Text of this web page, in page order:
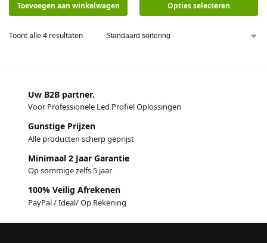
Toevoegen aan winkelwagen Opties selecteren
Toont alle 4 resultaten
Uw B2B partner.
Voor Professionele Led Profiel Oplossingen
Gunstige Prijzen
Alle producten scherp geprijst
Minimaal 2 Jaar Garantie
Op sommige zelfs 5 jaar
100% Veilig Afrekenen
PayPal / Ideal/ Op Rekening